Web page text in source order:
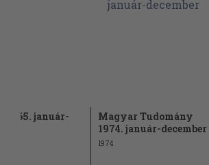
1965. január-
Magyar Tudomány
1974. január-december
1974